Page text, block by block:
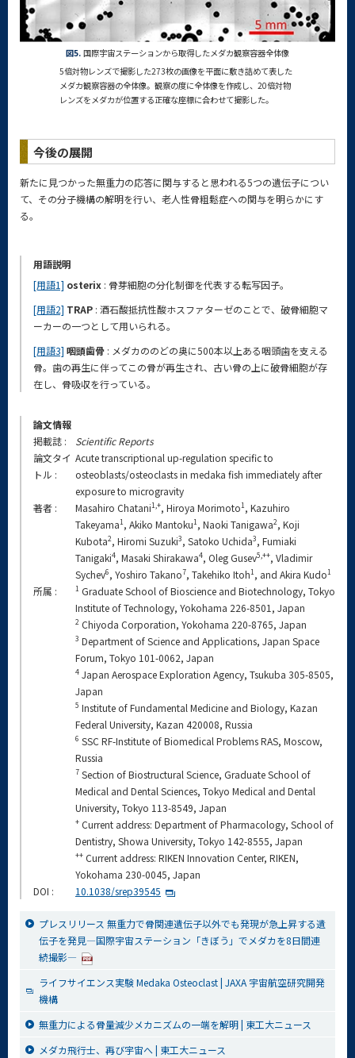
図5. 国際宇宙ステーションから取得したメダカ観察容器全体像
5倍対物レンズで撮影した273枚の画像を平面に敷き詰めて表した
メダカ観察容器の全体像。観察の度に全体像を作成し、20倍対物
レンズをメダカが位置する正確な座標に合わせて撮影した。
今後の展開
新たに見つかった無重力の応答に関与すると思われる5つの遺伝子につい
て、その分子機構の解明を行い、老人性骨粗鬆症への関与を明らかにす
る。
用語説明
[用語1] osterix : 骨芽細胞の分化制御を代表する転写因子。
[用語2] TRAP : 酒石酸抵抗性酸ホスファターゼのことで、破骨細胞マ
ーカーの一つとして用いられる。
[用語3] 咽頭歯骨 : メダカののどの奥に500本以上ある咽頭歯を支える
骨。歯の再生に伴ってこの骨が再生され、古い骨の上に破骨細胞が存
在し、骨吸収を行っている。
論文情報
掲載誌 :
Scientific Reports
論文タイ
トル :
Acute transcriptional up-regulation specific to
osteoblasts/osteoclasts in medaka fish immediately after
exposure to microgravity
著者 :
Masahiro Chatani1,+, Hiroya Morimoto1 , Kazuhiro
Takeyama1 , Akiko Mantoku1 , Naoki Tanigawa2, Koji
Kubota2, Hiromi Suzuki3, Satoko Uchida3, Fumiaki
Tanigaki4, Masaki Shirakawa4, Oleg Gusev5,++, Vladimir
Sychev6, Yoshiro Takano7, Takehiko Itoh1 , and Akira Kudo1
所属 : 1 Graduate School of Bioscience and Biotechnology, Tokyo
Institute of Technology, Yokohama 226-8501, Japan
2 Chiyoda Corporation, Yokohama 220-8765, Japan
3 Department of Science and Applications, Japan Space
Forum, Tokyo 101-0062, Japan
4 Japan Aerospace Exploration Agency, Tsukuba 305-8505,
Japan
5 Institute of Fundamental Medicine and Biology, Kazan
Federal University, Kazan 420008, Russia
6 SSC RF-Institute of Biomedical Problems RAS, Moscow,
Russia
7 Section of Biostructural Science, Graduate School of
Medical and Dental Sciences, Tokyo Medical and Dental
University, Tokyo 113-8549, Japan
+ Current address: Department of Pharmacology, School of
Dentistry, Showa University, Tokyo 142-8555, Japan
++ Current address: RIKEN Innovation Center, RIKEN,
Yokohama 230-0045, Japan
DOI :
10.1038/srep39545
プレスリリース 無重力で骨関連遺伝子以外でも発現が急上昇する遺
伝子を発見―国際宇宙ステーション「きぼう」でメダカを8日間連
続撮影―
ライフサイエンス実験 Medaka Osteoclast | JAXA 宇宙航空研究開発
機構
無重力による骨量減少メカニズムの一端を解明 | 東工大ニュース
メダカ飛行士、再び宇宙へ | 東工大ニュース